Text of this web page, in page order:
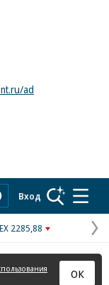
ad
Вход
2285,88
ОК